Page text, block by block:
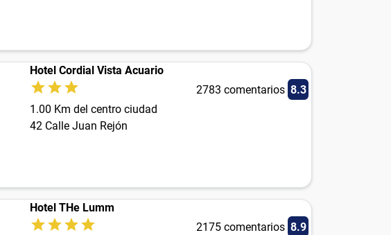
Hotel Cordial Vista Acuario
2783 comentarios 8.3
1.00 Km del centro ciudad
42 Calle Juan Rejón
Hotel THe Lumm
2175 comentarios 8.9